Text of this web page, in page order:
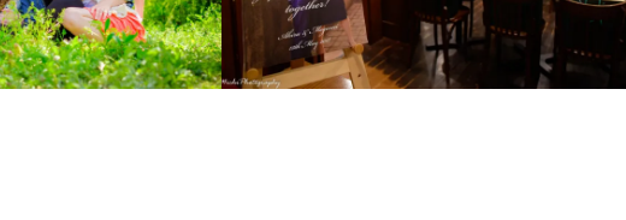
WEDDING DAY INTERNATIONAL LONDON PHOTO
SESSION PRE WEDDING WEDDING